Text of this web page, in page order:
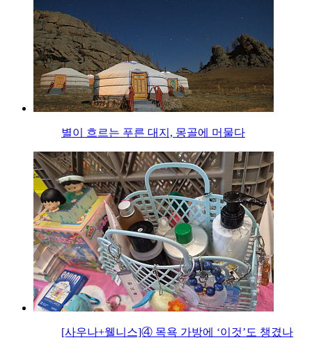
별이 흐르는 푸른 대지, 몽골에 머물다
[사우나+웰니스]④ 목욕 가방에 ‘이것’도 챙겼나